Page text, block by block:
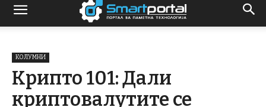
КОЛУМНИ
Крипто 101: Дали
криптовалутите се